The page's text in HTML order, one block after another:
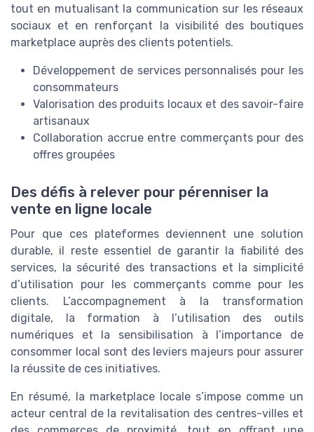
tout en mutualisant la communication sur les réseaux
sociaux et en renforçant la visibilité des boutiques
marketplace auprès des clients potentiels.
Développement de services personnalisés pour les
consommateurs
Valorisation des produits locaux et des savoir-faire
artisanaux
Collaboration accrue entre commerçants pour des
offres groupées
Des défis à relever pour pérenniser la
vente en ligne locale
Pour que ces plateformes deviennent une solution
durable, il reste essentiel de garantir la fiabilité des
services, la sécurité des transactions et la simplicité
d’utilisation pour les commerçants comme pour les
clients. L’accompagnement à la transformation
digitale, la formation à l’utilisation des outils
numériques et la sensibilisation à l’importance de
consommer local sont des leviers majeurs pour assurer
la réussite de ces initiatives.
En résumé, la marketplace locale s’impose comme un
acteur central de la revitalisation des centres-villes et